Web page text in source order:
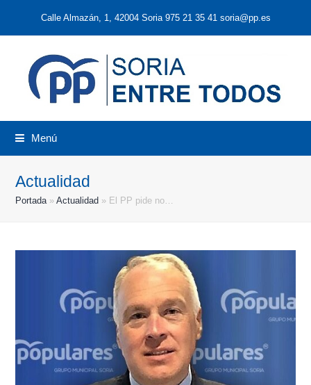
Calle Almazán, 1, 42004 Soria 975 21 35 41 soria@pp.es
Menú
Actualidad
Portada»Actualidad » El PP pide no…